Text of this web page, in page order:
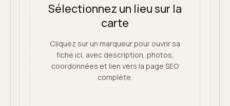
Sélectionnez un lieu sur la
carte
Cliquez sur un marqueur pour ouvrir sa
fiche ici, avec description, photos,
coordonnées et lien vers la page SEO
complète.